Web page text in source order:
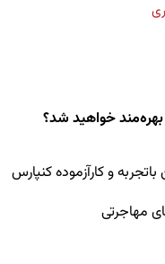
خواهید شد؟
و کارآزموده کنپارس
مهاجرتی